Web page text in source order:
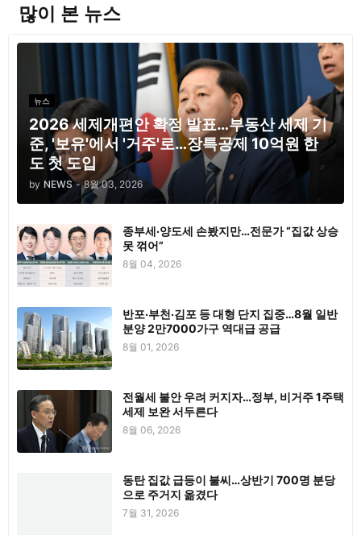
많이 본 뉴스
뉴스
2026 세제개편안 확정 발표…부동산 세제 기
준, '보유'에서 '거주'로…장특공제 10억원 한
도 첫 도입
by NEWS - 8월 03, 2026
종부세·양도세 손봤지만…전문가 “집값 상승
못 꺾어”
8월 04, 2026
반포·부천·김포 등 대형 단지 집중…8월 일반
분양 2만7000가구 역대급 공급
8월 01, 2026
전월세 불안 우려 커지자…정부, 비거주 1주택
세제 보완 서두른다
8월 06, 2026
동탄 집값 급등이 불씨…상반기 700명 분당
으로 주거지 옮겼다
7월 31, 2026